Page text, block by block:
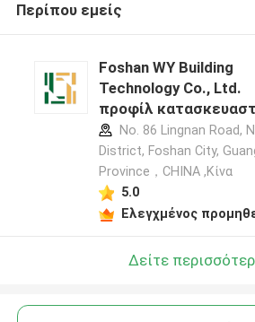
Περίπου εμείς
Foshan WY Building
Technology Co., Ltd.
προφίλ
No. 86 Lingnan Road,
District, Foshan City,
Province，CHINA ,Κίνα
5.0
Ελεγχμένος
Δείτε